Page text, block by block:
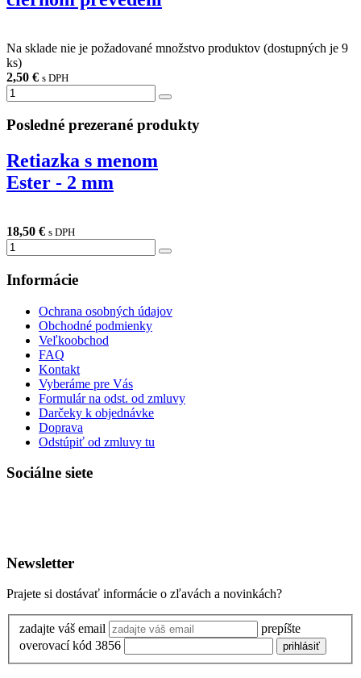
Na sklade nie je požadované množstvo produktov (dostupných je 9
ks)
2,50 € s DPH
Posledné prezerané produkty
Retiazka s menom
Ester - 2 mm
18,50 € s DPH
Informácie
Ochrana osobných údajov
Obchodné podmienky
Veľkoobchod
FAQ
Kontakt
Vyberáme pre Vás
Formulár na odst. od zmluvy
Darčeky k objednávke
Doprava
Odstúpiť od zmluvy tu
Sociálne siete
Newsletter
Prajete si dostávať informácie o zľavách a novinkách?
zadajte váš email
prepíšte
overovací kód 3856
prihlásiť